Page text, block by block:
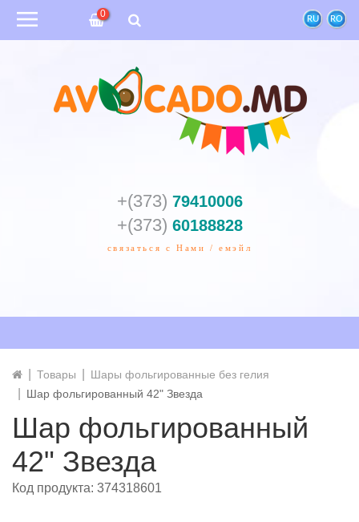
RU RO
0
+(373) 79410006
+(373) 60188828
связаться с Нами / емэйл
Товары
Шары фольгированные без гелия
Шар фольгированный 42" Звезда
Шар фольгированный
42" Звезда
Код продукта: 374318601